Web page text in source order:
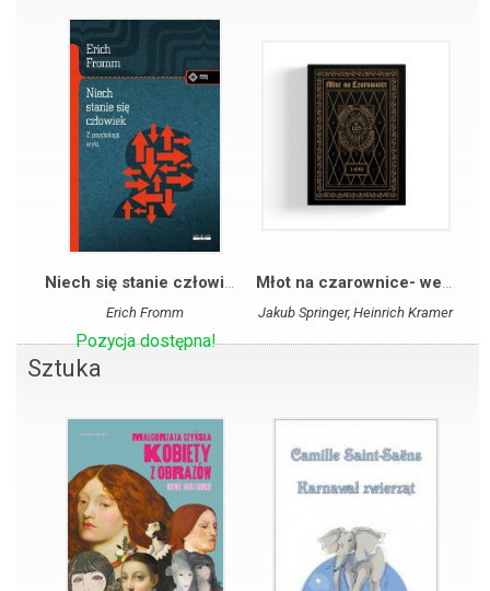
Niech się stanie człowiek: z psychologii etyki
Erich Fromm
Pozycja dostępna!
Młot na czarownice- wersja introligatorska
Jakub Springer, Heinrich Kramer
Sztuka